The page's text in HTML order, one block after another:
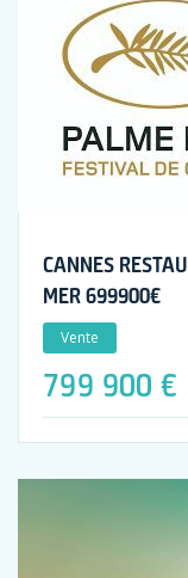
CANNES
MER 699900€
Vente
799 900 €